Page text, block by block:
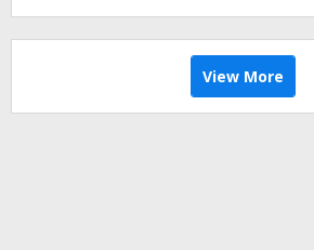
View More